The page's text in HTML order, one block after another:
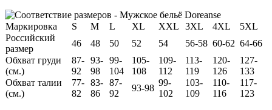
Маркировка S M L XL XXL 3XL 4XL
5XL
Российский
размер
46 48 50 52 54 56-58 60-62 64-66
Обхват груди
(см.)
87-
92
93-
98
99-
104
105-
108
109-
112
113-
119
120-
126
127-
133
Обхват талии
(см.)
77-
82
83-
86
87-
92
93-98
99-
102
103-
109
110-
116
117-
123